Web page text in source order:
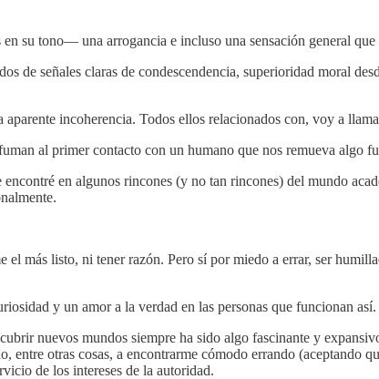
su tono— una arrogancia e incluso una sensación general
de señales claras de condescendencia, superioridad moral
incoherencia. Todos ellos relacionados con, voy a
al primer contacto con un humano que nos remueva algo
en algunos rincones (y no tan rincones) del mundo
el más listo, ni tener razón. Pero sí por miedo a errar, ser
y un amor a la verdad en las personas que funcionan
nuevos mundos siempre ha sido algo fascinante y
entre otras cosas, a encontrarme cómodo errando (aceptando
de los intereses de la autoridad.